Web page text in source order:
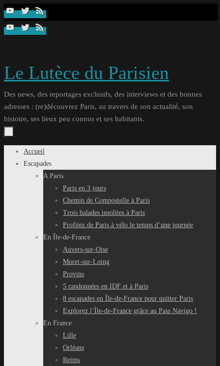
Passer
contenu
Le Lutèce du Parisien
Des news, des reportages exclusifs, des interviews et des bonnes
adresses : (re)découvrez Paris, au travers de son actualité, son
histoire, ses lieux peu connus et ses habitants.
Passer
Accueil
Escapades
A Paris
Paris en 3 jours
Chemin de Compostelle à Paris
Trois balades insolites à Paris
Profitez de Paris à vélo le temps d’une journée
En Île-de-France
Auvers-sur-Oise
Moret-sur-Loing
Provins
5 randonnées en IDF et à Paris
8 escapades en Île-de-France pour quitter Paris
Explorez l’Île-de-France grâce au Pass Navigo !
En France
Lille
Orléans
Reims